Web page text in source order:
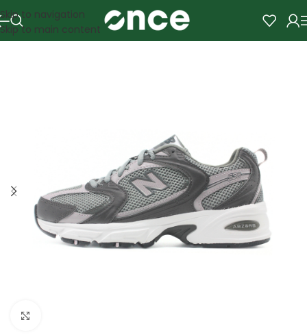
Skip to navigation
Skip to main content